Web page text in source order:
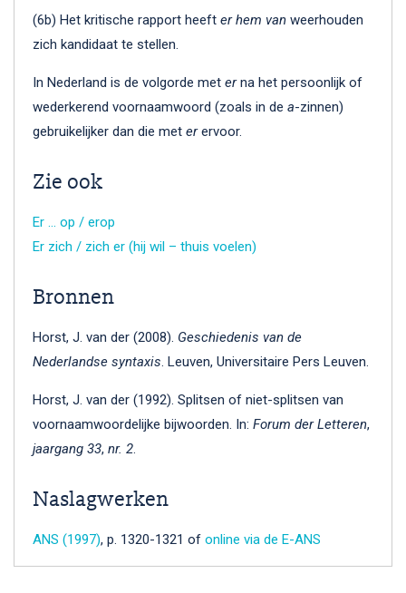
(6b) Het kritische rapport heeft er hem van weerhouden
zich kandidaat te stellen.
In Nederland is de volgorde met erna het persoonlijk of
wederkerend voornaamwoord (zoals in de a-zinnen)
gebruikelijker dan die met erervoor.
Zie ook
Er … op / erop
Er zich / zich er (hij wil – thuis voelen)
Bronnen
Horst, J. van der (2008). Geschiedenis van de
Nederlandse syntaxis. Leuven, Universitaire Pers Leuven.
Horst, J. van der (1992). Splitsen of niet-splitsen van
voornaamwoordelijke bijwoorden. In: Forum der Letteren,
jaargang 33, nr. 2.
Naslagwerken
ANS (1997), p. 1320-1321 of online via de E-ANS